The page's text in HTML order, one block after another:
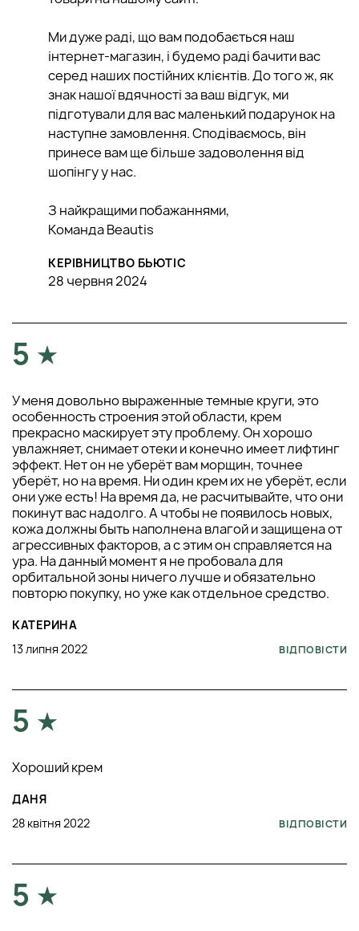
Ми дуже раді, що вам подобається наш
інтернет-магазин, і будемо раді бачити вас
серед наших постійних клієнтів. До того ж, як
знак нашої вдячності за ваш відгук, ми
підготували для вас маленький подарунок на
наступне замовлення. Сподіваємось, він
принесе вам ще більше задоволення від
шопінгу у нас.
З найкращими побажаннями,
Команда Beautis
КЕРІВНИЦТВО БЬЮТІС
28 червня 2024
5
У меня довольно выраженные темные круги, это
особенность строения этой области, крем
прекрасно маскирует эту проблему. Он хорошо
увлажняет, снимает отеки и конечно имеет лифтинг
эффект. Нет он не уберёт вам морщин, точнее
уберёт, но на время. Ни один крем их не уберёт, если
они уже есть! На время да, не расчитывайте, что они
покинут вас надолго. А чтобы не появилось новых,
кожа должны быть наполнена влагой и защищена от
агрессивных факторов, а с этим он справляется на
ура. На данный момент я не пробовала для
орбитальной зоны ничего лучше и обязательно
повторю покупку, но уже как отдельное средство.
КАТЕРИНА
13 липня 2022
ВІДПОВІСТИ
5
Хороший крем
ДАНЯ
28 квітня 2022
ВІДПОВІСТИ
5